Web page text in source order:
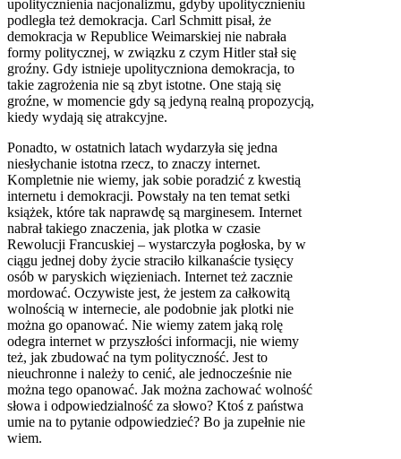
upolitycznienia nacjonalizmu, gdyby upolitycznieniu
podległa też demokracja. Carl Schmitt pisał, że
demokracja w Republice Weimarskiej nie nabrała
formy politycznej, w związku z czym Hitler stał się
groźny. Gdy istnieje upolityczniona demokracja, to
takie zagrożenia nie są zbyt istotne. One stają się
groźne, w momencie gdy są jedyną realną propozycją,
kiedy wydają się atrakcyjne.
Ponadto, w ostatnich latach wydarzyła się jedna
niesłychanie istotna rzecz, to znaczy internet.
Kompletnie nie wiemy, jak sobie poradzić z kwestią
internetu i demokracji. Powstały na ten temat setki
książek, które tak naprawdę są marginesem. Internet
nabrał takiego znaczenia, jak plotka w czasie
Rewolucji Francuskiej – wystarczyła pogłoska, by w
ciągu jednej doby życie straciło kilkanaście tysięcy
osób w paryskich więzieniach. Internet też zacznie
mordować. Oczywiste jest, że jestem za całkowitą
wolnością w internecie, ale podobnie jak plotki nie
można go opanować. Nie wiemy zatem jaką rolę
odegra internet w przyszłości informacji, nie wiemy
też, jak zbudować na tym polityczność. Jest to
nieuchronne i należy to cenić, ale jednocześnie nie
można tego opanować. Jak można zachować wolność
słowa i odpowiedzialność za słowo? Ktoś z państwa
umie na to pytanie odpowiedzieć? Bo ja zupełnie nie
wiem.